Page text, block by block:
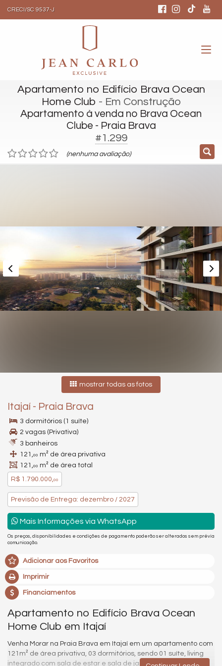
CRECI/SC 9537-J
Apartamento no Edifício Brava Ocean
Home Club - Em Construção
Apartamento à venda no Brava Ocean
Clube - Praia Brava
#1.299
(nenhuma avaliação)
mostrar todas as fotos
Itajaí - Praia Brava
3 dormitórios (1 suíte)
2 vagas (Privativa)
3 banheiros
121,00 m² de área privativa
121,00 m² de área total
R$ 1.790.000,00
Previsão de Entrega: dezembro / 2027
Mais Informações via WhatsApp
Os preços, disponibilidades e condições de pagamento poderão ser alterados sem prévia
comunicação.
Adicionar aos Favoritos
Imprimir
Financiamentos
Apartamento no Edifício Brava Ocean
Home Club em Itajaí
Venha Morar na Praia Brava em Itajaí em um apartamento com
121m² de área privativa, 03 dormitórios, sendo 01 suíte, living
integrado com sala de estar e sala de jantar, sacada com